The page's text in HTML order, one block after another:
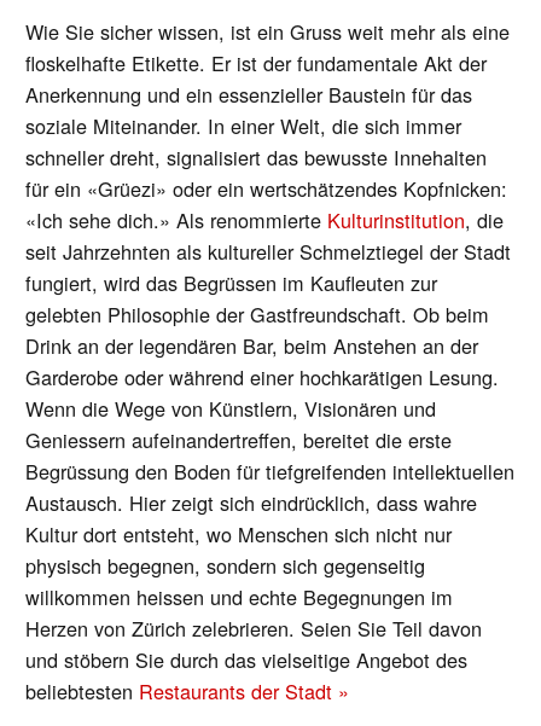
Wie Sie sicher wissen, ist ein Gruss weit mehr als eine
floskelhafte Etikette. Er ist der fundamentale Akt der
Anerkennung und ein essenzieller Baustein für das
soziale Miteinander. In einer Welt, die sich immer
schneller dreht, signalisiert das bewusste Innehalten
für ein «Grüezi» oder ein wertschätzendes Kopfnicken:
«Ich sehe dich.» Als renommierte Kulturinstitution, die
seit Jahrzehnten als kultureller Schmelztiegel der Stadt
fungiert, wird das Begrüssen im Kaufleuten zur
gelebten Philosophie der Gastfreundschaft. Ob beim
Drink an der legendären Bar, beim Anstehen an der
Garderobe oder während einer hochkarätigen Lesung.
Wenn die Wege von Künstlern, Visionären und
Geniessern aufeinandertreffen, bereitet die erste
Begrüssung den Boden für tiefgreifenden intellektuellen
Austausch. Hier zeigt sich eindrücklich, dass wahre
Kultur dort entsteht, wo Menschen sich nicht nur
physisch begegnen, sondern sich gegenseitig
willkommen heissen und echte Begegnungen im
Herzen von Zürich zelebrieren. Seien Sie Teil davon
und stöbern Sie durch das vielseitige Angebot des
beliebtesten Restaurants der Stadt »